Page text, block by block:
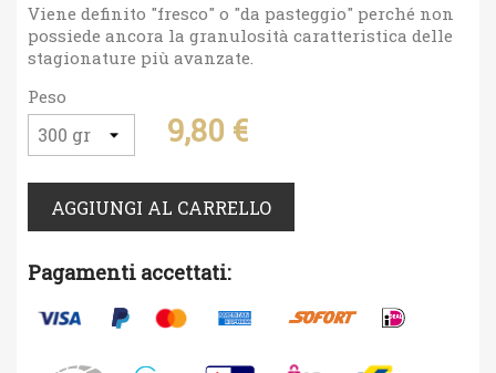
Viene definito "fresco" o "da pasteggio" perché non
possiede ancora la granulosità caratteristica delle
stagionature più avanzate.
Peso
9,80 €
AGGIUNGI AL CARRELLO
Pagamenti accettati: